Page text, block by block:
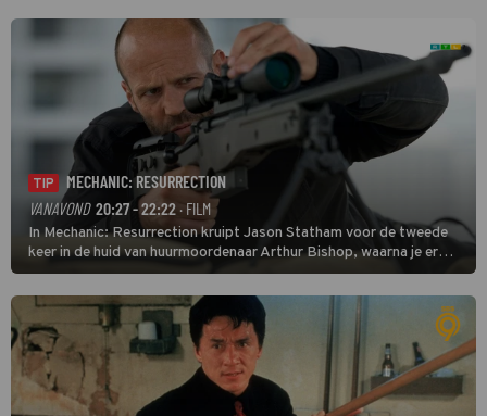
TIP
MECHANIC: RESURRECTION
VANAVOND 20:27 - 22:22· FILM
In Mechanic: Resurrection kruipt Jason Statham voor de tweede
keer in de huid van huurmoordenaar Arthur Bishop, waarna je er
donder op kunt zeggen dat er van Bishops geplande pensioen niet
veel terechtkomt.